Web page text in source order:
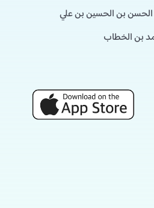
الحسن بن الحسين بن علي
بن الخطاب